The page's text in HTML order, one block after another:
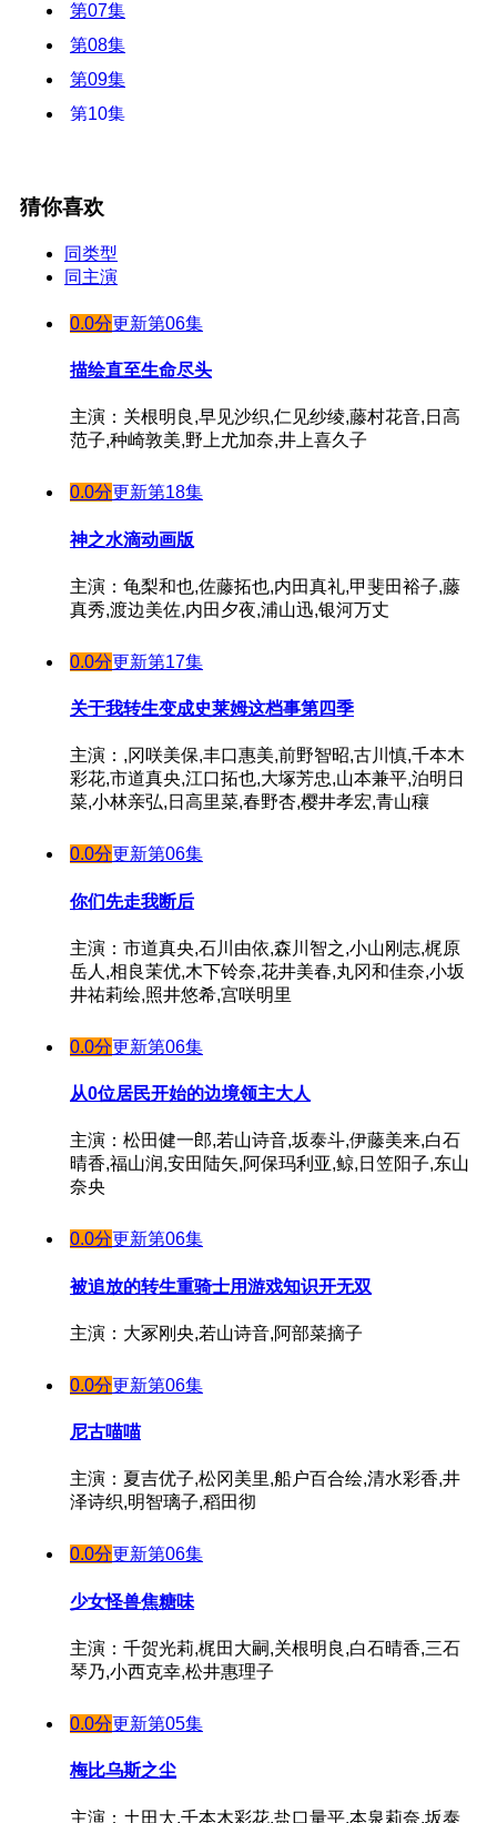
第07集
第08集
第09集
第10集
猜你喜欢
同类型
同主演
0.0分更新第06集
描绘直至生命尽头
主演：关根明良,早见沙织,仁见纱绫,藤村花音,日高
范子,种崎敦美,野上尤加奈,井上喜久子
0.0分更新第18集
神之水滴动画版
主演：龟梨和也,佐藤拓也,内田真礼,甲斐田裕子,藤
真秀,渡边美佐,内田夕夜,浦山迅,银河万丈
0.0分更新第17集
关于我转生变成史莱姆这档事第四季
主演：,冈咲美保,丰口惠美,前野智昭,古川慎,千本木
彩花,市道真央,江口拓也,大塚芳忠,山本兼平,泊明日
菜,小林亲弘,日高里菜,春野杏,樱井孝宏,青山穰
0.0分更新第06集
你们先走我断后
主演：市道真央,石川由依,森川智之,小山刚志,梶原
岳人,相良茉优,木下铃奈,花井美春,丸冈和佳奈,小坂
井祐莉绘,照井悠希,宫咲明里
0.0分更新第06集
从0位居民开始的边境领主大人
主演：松田健一郎,若山诗音,坂泰斗,伊藤美来,白石
晴香,福山润,安田陆矢,阿保玛利亚,鲸,日笠阳子,东山
奈央
0.0分更新第06集
被追放的转生重骑士用游戏知识开无双
主演：大冢刚央,若山诗音,阿部菜摘子
0.0分更新第06集
尼古喵喵
主演：夏吉优子,松冈美里,船户百合绘,清水彩香,井
泽诗织,明智璃子,稻田彻
0.0分更新第06集
少女怪兽焦糖味
主演：千贺光莉,梶田大嗣,关根明良,白石晴香,三石
琴乃,小西克幸,松井惠理子
0.0分更新第05集
梅比乌斯之尘
主演：土田大,千本木彩花,盐口量平,本泉莉奈,坂泰